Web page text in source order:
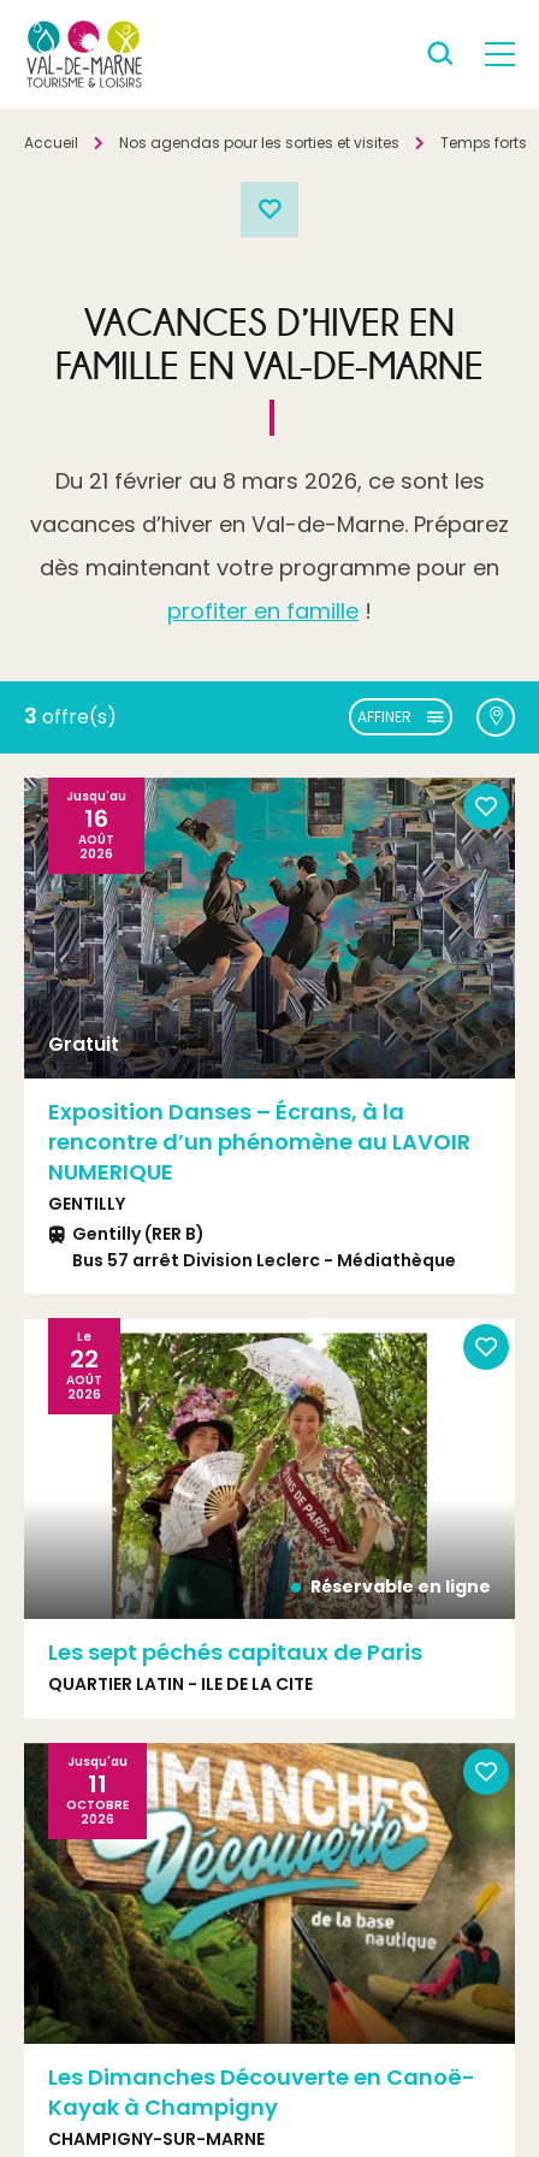
Accueil Nos agendas pour les sorties et visites Temps forts
VACANCES D’HIVER EN
FAMILLE EN VAL-DE-MARNE
Du 21 février au 8 mars 2026, ce sont les
vacances d’hiver en Val-de-Marne. Préparez
dès maintenant votre programme pour en
profiter en famille !
3 offre(s) AFFINER
Gratuit
Jusqu'au
16
AOÛT
2026
Exposition Danses – Écrans, à la
rencontre d’un phénomène au LAVOIR
NUMERIQUE
GENTILLY
Gentilly (RER B)
Bus 57 arrêt Division Leclerc - Médiathèque
Réservable en ligne
Le
22
AOÛT
2026
Les sept péchés capitaux de Paris
QUARTIER LATIN - ILE DE LA CITE
Jusqu'au
11
OCTOBRE
2026
Les Dimanches Découverte en Canoë-
Kayak à Champigny
CHAMPIGNY-SUR-MARNE